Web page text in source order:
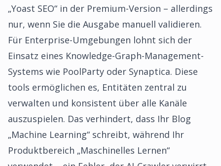
„Yoast SEO“ in der Premium-Version – allerdings
nur, wenn Sie die Ausgabe manuell validieren.
Für Enterprise-Umgebungen lohnt sich der
Einsatz eines Knowledge-Graph-Management-
Systems wie PoolParty oder Synaptica. Diese
tools ermöglichen es, Entitäten zentral zu
verwalten und konsistent über alle Kanäle
auszuspielen. Das verhindert, dass Ihr Blog
„Machine Learning“ schreibt, während Ihr
Produktbereich „Maschinelles Lernen“